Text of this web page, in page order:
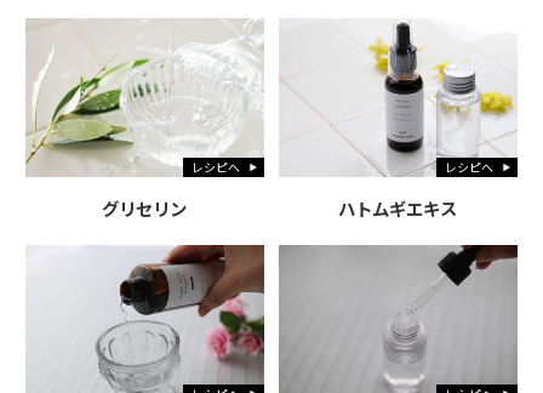
レシピへ
グリセリン
レシピへ
ハトムギエキス